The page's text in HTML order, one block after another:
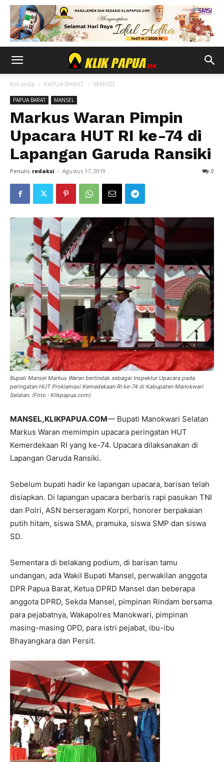
Beranda PAPUA BARAT MANSEL
PAPUA BARAT MANSEL
Markus Waran Pimpin
Upacara HUT RI ke-74 di
Lapangan Garuda Ransiki
Penulis redaksi - Agustus 17, 2019 0
Bupati Mansel Markus Waran bertindak sebagai Inspektur Upacara pada
peringatan HUT Proklamasi Kemedekaan RI ke-74 di Kabupaten Manokwari
Selatan. (Foto : Klikpapua.com)
MANSEL,KLIKPAPUA.COM— Bupati Manokwari Selatan
Markus Waran memimpin upacara peringatan HUT
Kemerdekaan RI yang ke-74. Upacara dilaksanakan di
Lapangan Garuda Ransiki.
Sebelum bupati hadir ke lapangan upacara, barisan telah
disiapkan. Di lapangan upacara berbaris rapi pasukan TNI
dan Polri, ASN berseragam Korpri, honorer berpakaian
putih hitam, siswa SMA, pramuka, siswa SMP dan siswa
SD.
Sementara di belakang podium, di barisan tamu
undangan, ada Wakil Bupati Mansel, perwakilan anggota
DPR Papua Barat, Ketua DPRD Mansel dan beberapa
anggota DPRD, Sekda Mansel, pimpinan Rindam bersama
para pejabatnya, Wakapolres Manokwari, pimpinan
masing-masing OPD, para istri pejabat, ibu-ibu
Bhayangkara dan Persit.